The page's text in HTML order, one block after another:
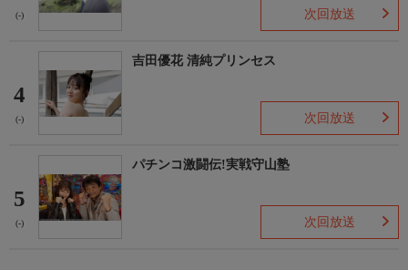
(-) 次回放送
4
(-)
吉田優花 清純プリンセス
次回放送
5
(-)
パチンコ激闘伝!実戦守山塾
次回放送